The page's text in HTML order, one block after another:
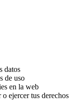
datos
de uso
en la web
ejercer tus derechos